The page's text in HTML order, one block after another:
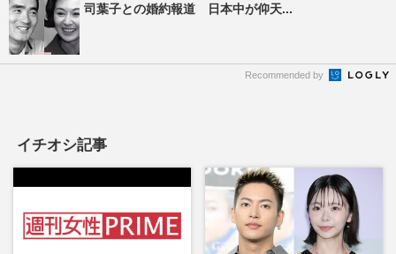
司葉子との婚約報道 日本中が仰天...
Recommended by
イチオシ記事